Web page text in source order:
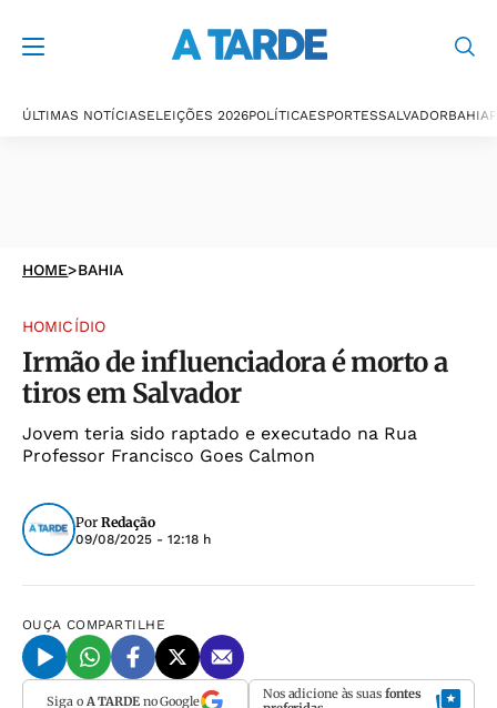
ÚLTIMAS NOTÍCIASELEIÇÕES 2026POLÍTICAESPORTESSALVADORBAHIA
HOME>BAHIA
HOMICÍDIO
Irmão de influenciadora é morto a
tiros em Salvador
Jovem teria sido raptado e executado na Rua
Professor Francisco Goes Calmon
Por Redação
09/08/2025 - 12:18 h
OUÇA COMPARTILHE
Siga o A TARDEno Google Nos adicione às suas fontes